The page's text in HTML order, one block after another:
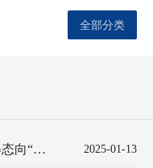
全部分类
向“新”
2025-01-13